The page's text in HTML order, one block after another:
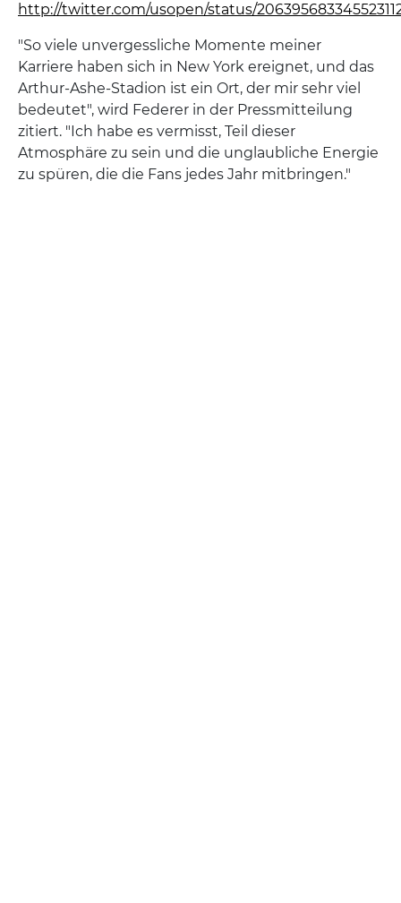
http://twitter.com/usopen/status/
"So viele unvergessliche Momente meiner
Karriere haben sich in New York ereignet, und das
Arthur-Ashe-Stadion ist ein Ort, der mir sehr viel
bedeutet", wird Federer in der Pressmitteilung
zitiert. "Ich habe es vermisst, Teil dieser
Atmosphäre zu sein und die unglaubliche Energie
zu spüren, die die Fans jedes Jahr mitbringen."